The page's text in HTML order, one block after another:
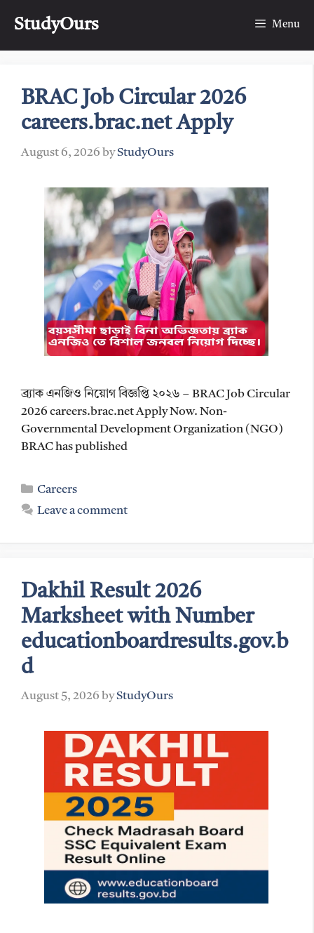
StudyOurs Menu
BRAC Job Circular 2026
careers.brac.net Apply
August 6, 2026 byStudyOurs
ব্র্যাক এনজিও নিয়োগ বিজ্ঞপ্তি ২০২৬ – BRAC Job Circular
2026 careers.brac.net Apply Now. Non-
Governmental Development Organization (NGO)
BRAC has published
Categories
Careers
Leave a comment
Dakhil Result 2026
Marksheet with Number
educationboardresults.gov.b
d
August 5, 2026 byStudyOurs